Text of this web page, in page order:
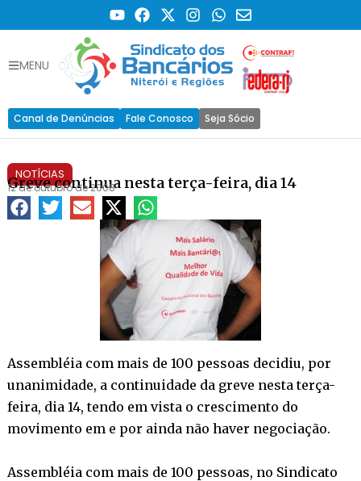
MENU
Canal de Denúncias Fale Conosco Seja Sócio
NOTÍCIAS
Greve continua nesta terça-feira, dia 14
12 de outubro de 2008
Assembléia com mais de 100 pessoas decidiu, por
unanimidade, a continuidade da greve nesta terça-
feira, dia 14, tendo em vista o crescimento do
movimento em e por ainda não haver negociação.
Assembléia com mais de 100 pessoas, no Sindicato